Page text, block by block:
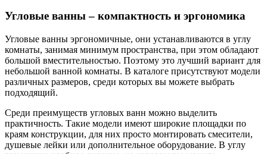
Угловые ванны – компактность и эргономика
Угловые ванны эргономичные, они устанавливаются в углу
комнаты, занимая минимум пространства, при этом обладают
большой вместительностью. Поэтому это лучший вариант для
небольшой ванной комнаты. В каталоге присутствуют модели
различных размеров, среди которых вы можете выбрать
подходящий.
Среди преимуществ угловых ванн можно выделить
практичность. Такие модели имеют широкие площадки по
краям конструкции, для них просто монтировать смесители,
душевые лейки или дополнительное оборудование. В углу